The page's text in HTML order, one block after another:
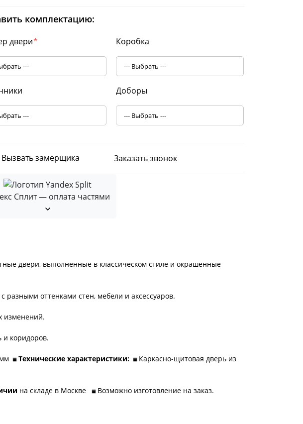
комплектацию:
двери* Коробка
Доборы
Вызвать замерщика Заказать звонок
Сплит — оплата частями
двери, выполненные в классическом стиле и окрашенные
разными оттенками стен, мебели и аксессуаров.
изменений.
и коридоров.
Технические характеристики:
Каркасно-щитовая дверь из
на складе в Москве Возможно изготовление на заказ.